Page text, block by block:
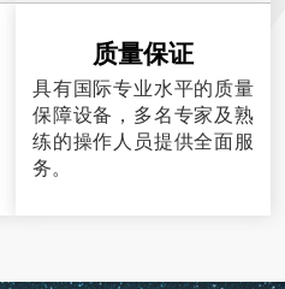
质量保证
具有国际专业水平的质量
保障设备，多名专家及熟
练的操作人员提供全面服
务。